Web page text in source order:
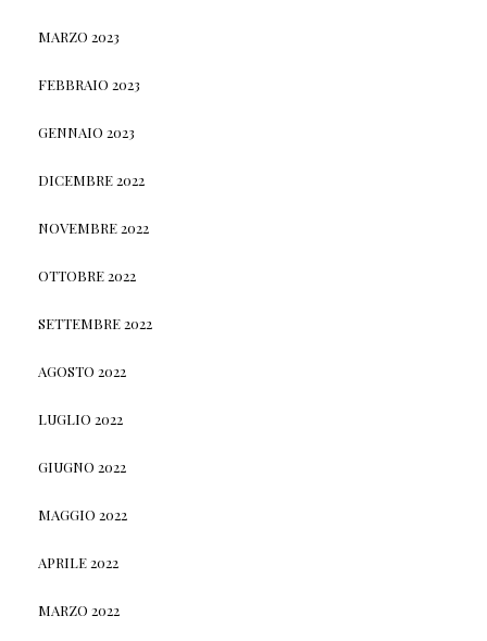
MARZO 2023
FEBBRAIO 2023
GENNAIO 2023
DICEMBRE 2022
NOVEMBRE 2022
OTTOBRE 2022
SETTEMBRE 2022
AGOSTO 2022
LUGLIO 2022
GIUGNO 2022
MAGGIO 2022
APRILE 2022
MARZO 2022